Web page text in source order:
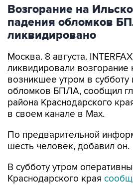
ликвидировано
Москва. 8 августа.
возникшее утром в субботу
обломков БПЛА, сообщил
района Краснодарского
в своем канале в Max.
По предварительной
В субботу утром
результате падения
произошло возгорание на